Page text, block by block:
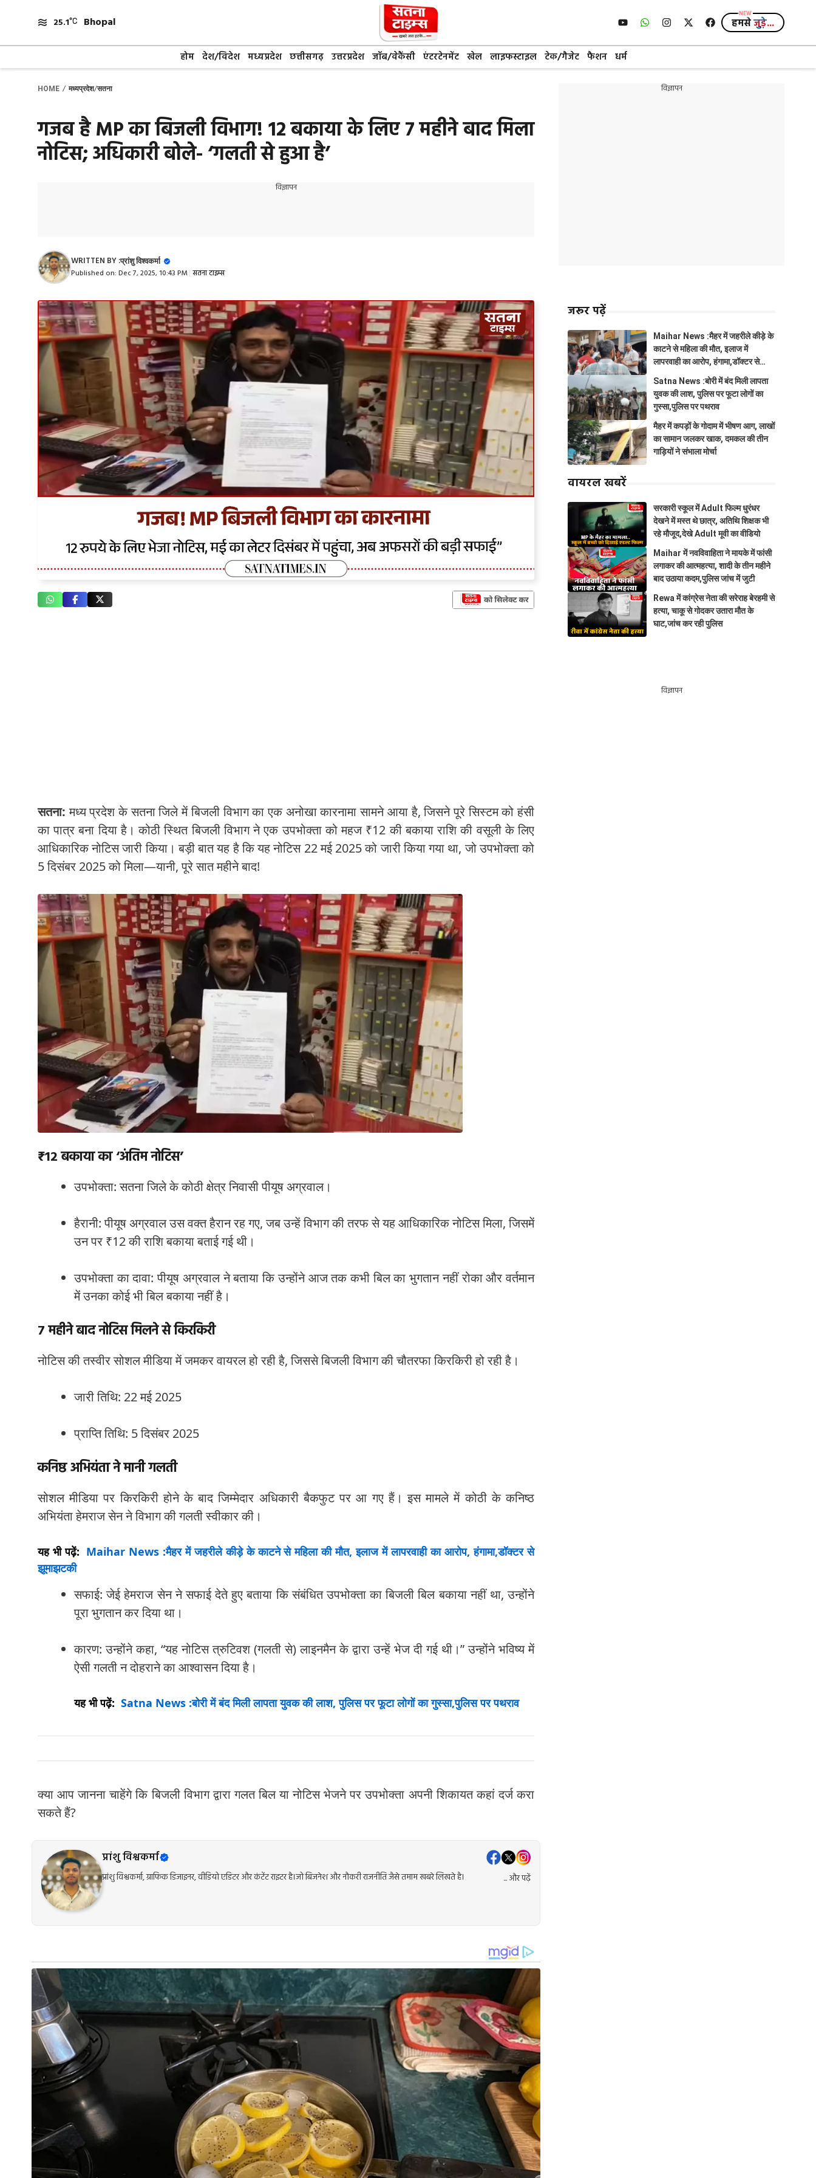
content
25.1 Bhopal हमसेजुड़े...
होम देश/विदेश मध्यप्रदेश छत्तीसगढ़ उत्तरप्रदेश जॉब/वेकैंसी एंटरटेनमेंट खेल लाइफस्टाइल टेक/गैजेट फैशन धर्म
HOME / मध्यप्रदेश/सतना
गजब है MP का बिजली विभाग! ₹12 बकाया के लिए 7 महीने बाद मिला
नोटिस; अधिकारी बोले- ‘गलती से हुआ है’
विज्ञापन
WRITTEN BY :प्रांशु विश्वकर्मा
Published on: Dec 7, 2025, 10:43 PM सतना टाइम्स
सतना: मध्य प्रदेश के सतना जिले में बिजली विभाग का एक अनोखा कारनामा सामने आया है, जिसने पूरे सिस्टम को हंसी
का पात्र बना दिया है। कोठी स्थित बिजली विभाग ने एक उपभोक्ता को महज ₹12 की बकाया राशि की वसूली के लिए
आधिकारिक नोटिस जारी किया। बड़ी बात यह है कि यह नोटिस 22 मई 2025 को जारी किया गया था, जो उपभोक्ता को
5 दिसंबर 2025 को मिला—यानी, पूरे सात महीने बाद!
₹12 बकाया का ‘अंतिम नोटिस’
उपभोक्ता: सतना जिले के कोठी क्षेत्र निवासी पीयूष अग्रवाल।
हैरानी: पीयूष अग्रवाल उस वक्त हैरान रह गए, जब उन्हें विभाग की तरफ से यह आधिकारिक नोटिस मिला, जिसमें
उन पर ₹12 की राशि बकाया बताई गई थी।
उपभोक्ता का दावा: पीयूष अग्रवाल ने बताया कि उन्होंने आज तक कभी बिल का भुगतान नहीं रोका और वर्तमान
में उनका कोई भी बिल बकाया नहीं है।
7 महीने बाद नोटिस मिलने से किरकिरी
नोटिस की तस्वीर सोशल मीडिया में जमकर वायरल हो रही है, जिससे बिजली विभाग की चौतरफा किरकिरी हो रही है।
जारी तिथि: 22 मई 2025
प्राप्ति तिथि: 5 दिसंबर 2025
कनिष्ठ अभियंता ने मानी गलती
सोशल मीडिया पर किरकिरी होने के बाद जिम्मेदार अधिकारी बैकफुट पर आ गए हैं। इस मामले में कोठी के कनिष्ठ
अभियंता हेमराज सेन ने विभाग की गलती स्वीकार की।
यह भी पढ़ें: Maihar News :मैहर में जहरीले कीड़े के काटने से महिला की मौत, इलाज में लापरवाही का आरोप, हंगामा,डॉक्टर से
झूमाझटकी
सफाई: जेई हेमराज सेन ने सफाई देते हुए बताया कि संबंधित उपभोक्ता का बिजली बिल बकाया नहीं था, उन्होंने
पूरा भुगतान कर दिया था।
कारण: उन्होंने कहा, “यह नोटिस त्रुटिवश (गलती से) लाइनमैन के द्वारा उन्हें भेज दी गई थी।” उन्होंने भविष्य में
ऐसी गलती न दोहराने का आश्वासन दिया है।
यह भी पढ़ें: Satna News :बोरी में बंद मिली लापता युवक की लाश, पुलिस पर फूटा लोगों का गुस्सा,पुलिस पर पथराव
क्या आप जानना चाहेंगे कि बिजली विभाग द्वारा गलत बिल या नोटिस भेजने पर उपभोक्ता अपनी शिकायत कहां दर्ज करा
सकते हैं?
प्रांशु विश्वकर्मा
प्रांशु विश्वकर्मा, ग्राफिक डिजाइनर, वीडियो एडिटर और कंटेंट राइटर है।जो बिजनेश और नौकरी राजनीति जैसे तमाम खबरे लिखते है। ... और पढ़ें
विज्ञापन
जरूर पढ़ें
Maihar News :मैहर में जहरीले कीड़े के
काटने से महिला की मौत, इलाज में
लापरवाही का आरोप, हंगामा,डॉक्टर से
Satna News :बोरी में बंद मिली लापता
युवक की लाश, पुलिस पर फूटा लोगों का
गुस्सा,पुलिस पर पथराव
मैहर में कपड़ों के गोदाम में भीषण आग, लाखों
का सामान जलकर खाक, दमकल की तीन
गाड़ियों ने संभाला मोर्चा
वायरल खबरें
सरकारी स्कूल में Adult फिल्म धुरंधर
देखने में मस्त थे छात्र, अतिथि शिक्षक भी
रहे मौजूद,देखे Adult मूवी का वीडियो
Maihar में नवविवाहिता ने मायके में फांसी
लगाकर की आत्महत्या, शादी के तीन महीने
बाद उठाया कदम,पुलिस जांच में जुटी
Rewa में कांग्रेस नेता की सरेराह बेरहमी से
हत्या, चाकू से गोदकर उतारा मौत के
घाट,जांच कर रही पुलिस
विज्ञापन